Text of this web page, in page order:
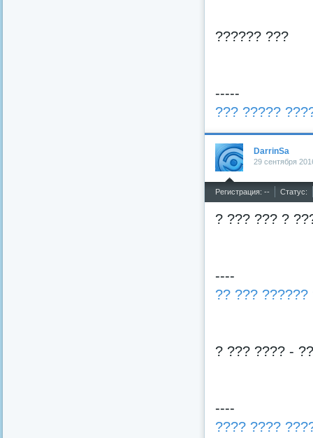
?????? ???
-----
??? ?????
DarrinSa
29 сентября
Регистрация: -- Статус:
? ??? ??? ?
----
?? ??? ??????
? ??? ???? -
----
???? ????